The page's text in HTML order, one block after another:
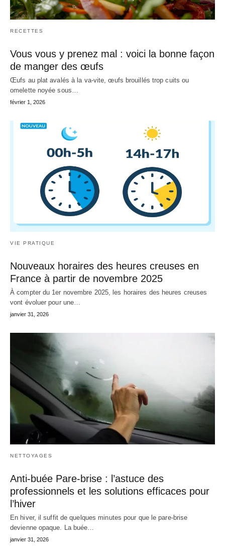
RECETTES
Vous vous y prenez mal : voici la bonne façon
de manger des œufs
Œufs au plat avalés à la va-vite, œufs brouillés trop cuits ou
omelette noyée sous…
février 1, 2026
VIE PRATIQUE
Nouveaux horaires des heures creuses en
France à partir de novembre 2025
À compter du 1er novembre 2025, les horaires des heures creuses
vont évoluer pour une…
janvier 31, 2026
NETTOYAGES
Anti-buée Pare-brise : l’astuce des
professionnels et les solutions efficaces pour
l’hiver
En hiver, il suffit de quelques minutes pour que le pare‑brise
devienne opaque. La buée…
janvier 31, 2026